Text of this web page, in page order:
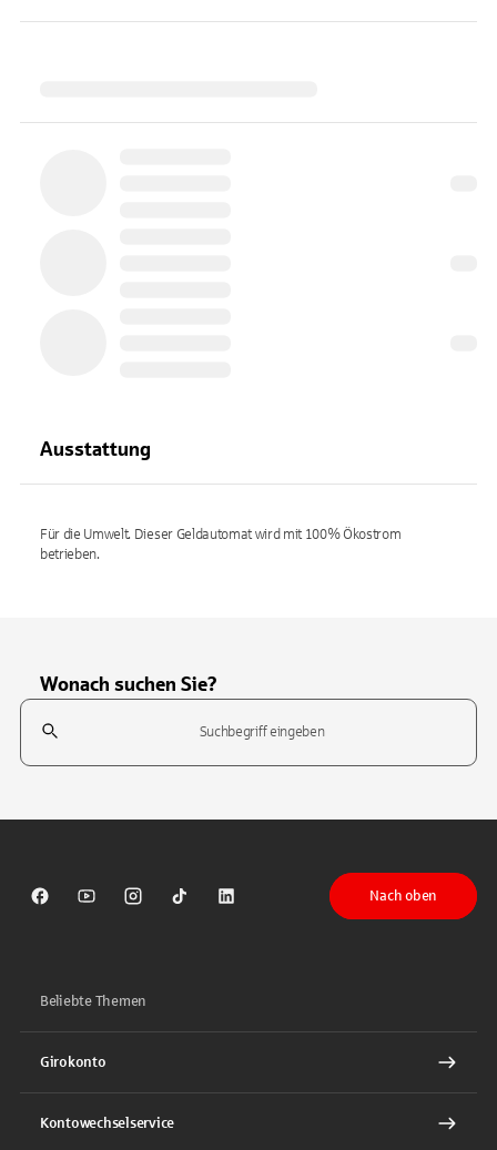
Ausstattung
Für die Umwelt. Dieser Geldautomat wird mit 100% Ökostrom
betrieben.
Wonach suchen Sie?
Suchfeld
Sparkasse auf Facebook
Sparkasse auf Youtube
Sparkasse auf Instagram
Sparkasse auf TikTok
Sparkasse auf LinkedIn
Nach oben
Beliebte Themen
Girokonto
Kontowechselservice